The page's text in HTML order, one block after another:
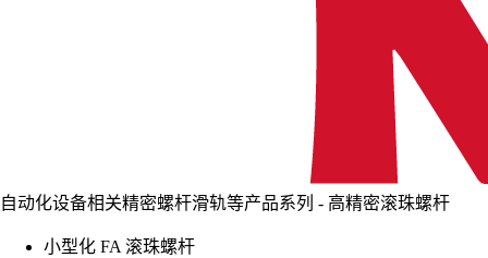
自动化设备相关精密螺杆滑轨等产品系列 - 高精密滚珠螺杆
小型化 FA 滚珠螺杆